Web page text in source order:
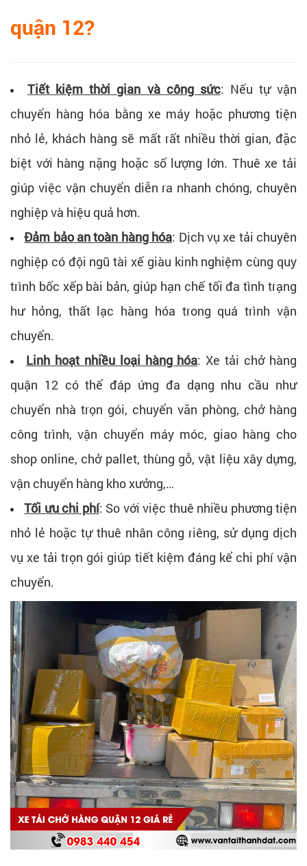
quận 12?
Tiết kiệm thời gian và công sức: Nếu tự vận
chuyển hàng hóa bằng xe máy hoặc phương tiện
nhỏ lẻ, khách hàng sẽ mất rất nhiều thời gian, đặc
biệt với hàng nặng hoặc số lượng lớn. Thuê xe tải
giúp việc vận chuyển diễn ra nhanh chóng, chuyên
nghiệp và hiệu quả hơn.
Đảm bảo an toàn hàng hóa: Dịch vụ xe tải chuyên
nghiệp có đội ngũ tài xế giàu kinh nghiệm cùng quy
trình bốc xếp bài bản, giúp hạn chế tối đa tình trạng
hư hỏng, thất lạc hàng hóa trong quá trình vận
chuyển.
Linh hoạt nhiều loại hàng hóa:Xe tải chở hàng
quận 12 có thể đáp ứng đa dạng nhu cầu như
chuyển nhà trọn gói, chuyển văn phòng, chở hàng
công trình, vận chuyển máy móc, giao hàng cho
shop online, chở pallet, thùng gỗ, vật liệu xây dựng,
vận chuyển hàng kho xưởng,…
Tối ưu chi phí: So với việc thuê nhiều phương tiện
nhỏ lẻ hoặc tự thuê nhân công riêng, sử dụng dịch
vụ xe tải trọn gói giúp tiết kiệm đáng kể chi phí vận
chuyển.